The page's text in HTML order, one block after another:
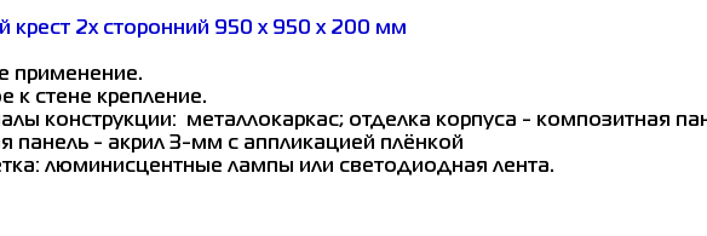
крест 2х сторонний 950 х 950 х 200 мм
применение.
к стене крепление.
конструкции: металлокаркас; отделка корпуса - композитная
панель - акрил 3-мм с аппликацией плёнкой
люминисцентные лампы или светодиодная лента.